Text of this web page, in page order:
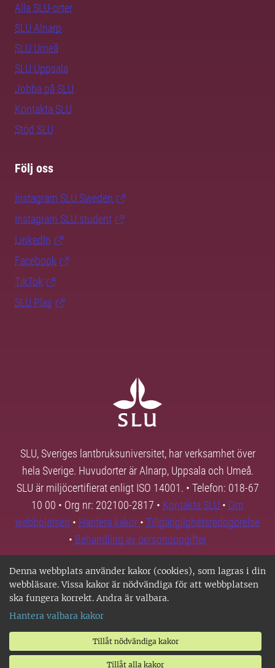
Denna webbplats använder kakor (cookies), som lagras i din
webbläsare. Vissa kakor är nödvändiga för att webbplatsen
ska fungera korrekt. Andra är valbara.
Hantera valbara kakor
Tillåt nödvändiga kakor
Tillåt alla kakor
Alla SLU-orter
SLU Alnarp
SLU Umeå
SLU Uppsala
Jobba på SLU
Kontakta SLU
Stöd SLU
Följ oss
Instagram SLU.Sweden
Instagram SLU.student
LinkedIn
Facebook
TikTok
SLU Play
SLU, Sveriges lantbruksuniversitet, har verksamhet över
hela Sverige. Huvudorter är Alnarp, Uppsala och Umeå.
SLU är miljöcertifierat enligt ISO 14001. • Telefon: 018-67
10 00 • Org nr: 202100-2817 • Kontakta SLU • Om
webbplatsen • Hantera kakor • Tillgänglighetsredogörelse
• Behandling av personuppgifter